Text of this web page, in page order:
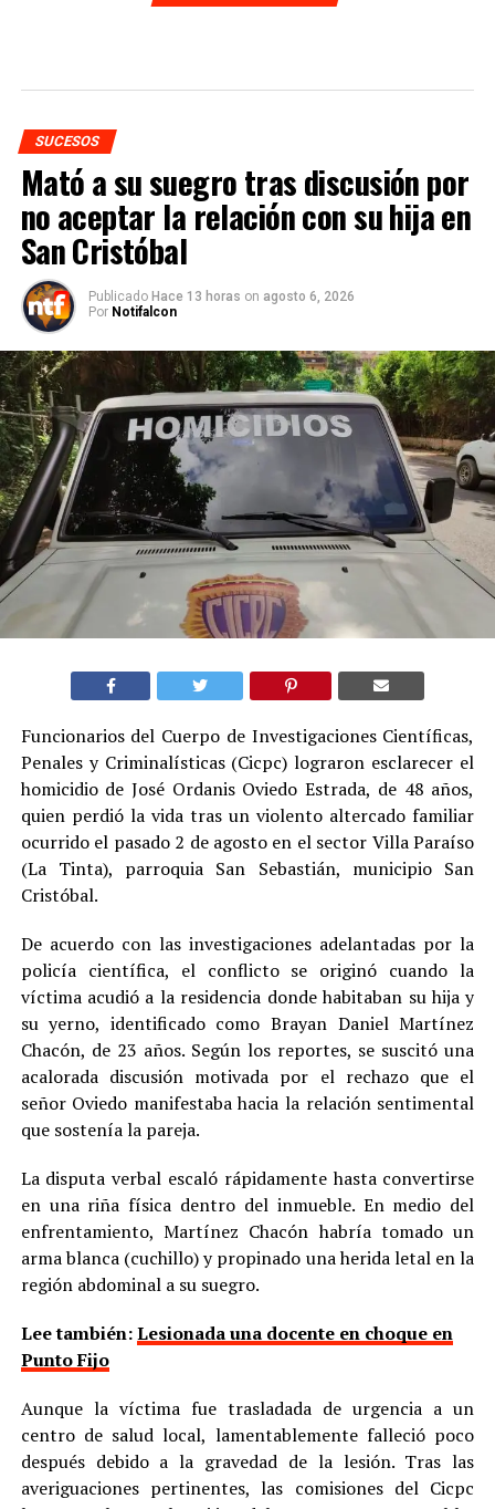
SUCESOS
Mató a su suegro tras discusión por
no aceptar la relación con su hija en
San Cristóbal
Publicado Hace 13 horas on agosto 6, 2026
Por Notifalcon
Funcionarios del Cuerpo de Investigaciones Científicas,
Penales y Criminalísticas (Cicpc) lograron esclarecer el
homicidio de José Ordanis Oviedo Estrada, de 48 años,
quien perdió la vida tras un violento altercado familiar
ocurrido el pasado 2 de agosto en el sector Villa Paraíso
(La Tinta), parroquia San Sebastián, municipio San
Cristóbal.
De acuerdo con las investigaciones adelantadas por la
policía científica, el conflicto se originó cuando la
víctima acudió a la residencia donde habitaban su hija y
su yerno, identificado como Brayan Daniel Martínez
Chacón, de 23 años. Según los reportes, se suscitó una
acalorada discusión motivada por el rechazo que el
señor Oviedo manifestaba hacia la relación sentimental
que sostenía la pareja.
La disputa verbal escaló rápidamente hasta convertirse
en una riña física dentro del inmueble. En medio del
enfrentamiento, Martínez Chacón habría tomado un
arma blanca (cuchillo) y propinado una herida letal en la
región abdominal a su suegro.
Lee también:Lesionada una docente en choque en
Punto Fijo
Aunque la víctima fue trasladada de urgencia a un
centro de salud local, lamentablemente falleció poco
después debido a la gravedad de la lesión. Tras las
averiguaciones pertinentes, las comisiones del Cicpc